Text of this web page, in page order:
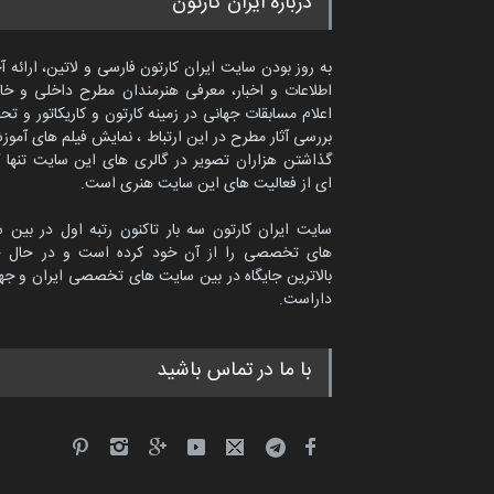
به روز بودن سایت ایران کارتون فارسی و لاتین، ارائه
اطلاعات و اخبار، معرفی هنرمندان مطرح داخلی و
اعلام مسابقات جهانی در زمینه کارتون و کاریکاتور و
بررسی آثار مطرح در این ارتباط ، نمایش فیلم های
گذاشتن هزاران تصویر در گالری های این سایت
ای از فعالیت های این سایت هنری است.
سایت ایران کارتون سه بار تاکنون رتبه اول در
های تخصصی را از آن خود کرده است و در حال
بالاترین جایگاه در بین سایت های تخصصی ایران و
داراست.
با ما در تماس باشید
امین الحباره از عربستان سعودی
کاریکاتور